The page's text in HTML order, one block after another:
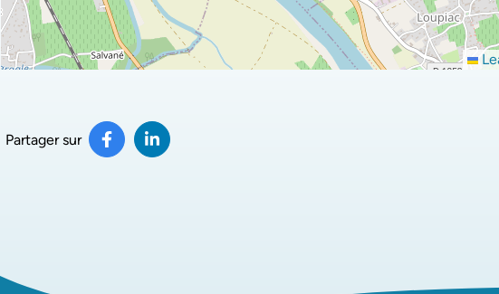
Partager sur Partager sur Facebook
(ouverture dans un nouvel onglet)
Partager sur LinkedIn
(ouverture dans un nouvel onglet)